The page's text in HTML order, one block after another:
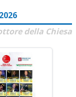
della Chiesa